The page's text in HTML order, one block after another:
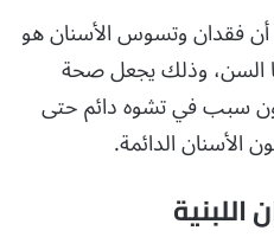
فقدان وتسوس الأسنان هو
السن، وذلك يجعل صحة
سبب في تشوه دائم حتى
الأسنان الدائمة.